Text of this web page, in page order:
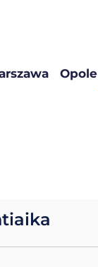
Opole